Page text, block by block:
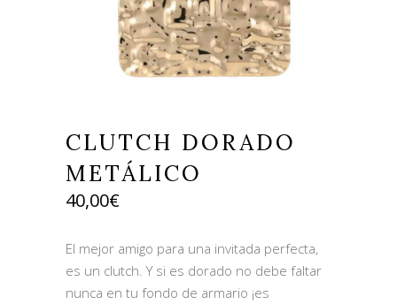
CLUTCH DORADO
METÁLICO
40,00€
El mejor amigo para una invitada perfecta,
es un clutch. Y si es dorado no debe faltar
nunca en tu fondo de armario ¡es